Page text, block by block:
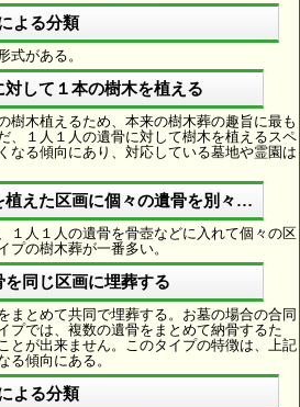
よる分類
式がある。
対して１本の樹木を植える
樹木植えるため、本来の樹木葬の趣旨に最も
、１人１人の遺骨に対して樹木を植えるスペ
なる傾向にあり、対応している墓地や霊園は
植えた区画に個々の遺骨を別々に埋葬
１人１人の遺骨を骨壺などに入れて個々の区
プの樹木葬が一番多い。
を同じ区画に埋葬する
まとめて共同で埋葬する。お墓の場合の合同
プでは、複数の遺骨をまとめて納骨するた
とが出来ません。このタイプの特徴は、上記
る傾向にある。
よる分類